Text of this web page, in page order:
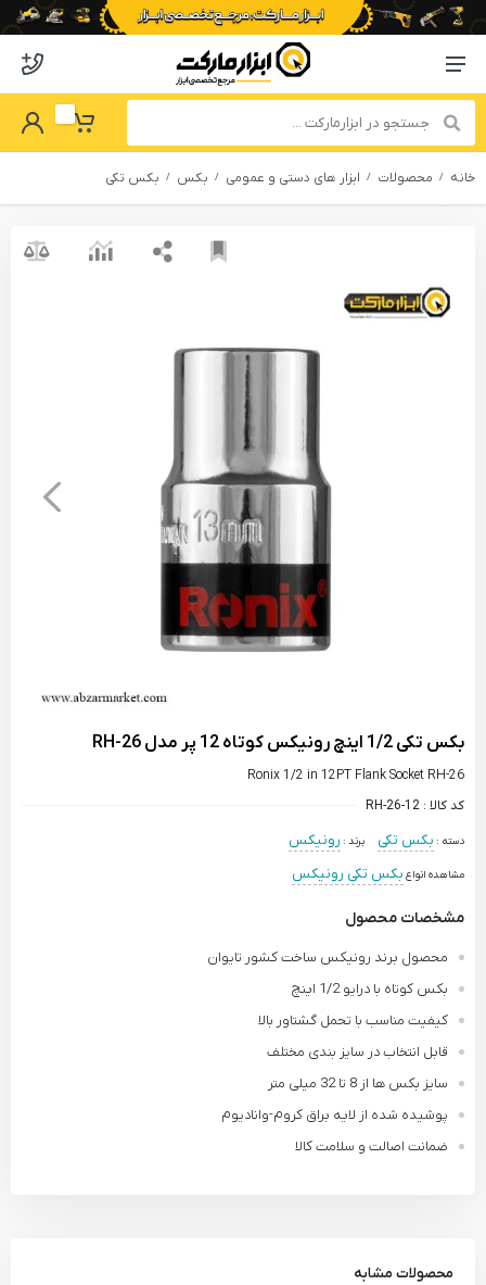
Menu Navigation
My Basket
Password
خانه محصولات ابزار های دستی و عمومی بکس بکس تکی
بکس تکی 1/2 اینچ رونیکس کوتاه 12 پر مدل RH-26
Ronix 1/2 in 12PT Flank Socket RH-26
کد کالا :RH-26-12
دسته : بکس تکی برند : رونیکس
مشاهده انواع بکس تکی رونیکس
مشخصات محصول
محصول برند رونیکس ساخت کشور تایوان
بکس کوتاه با درایو 1/2 اینچ
کیفیت مناسب با تحمل گشتاور بالا
قابل انتخاب در سایز بندی مختلف
سایز بکس ها از 8 تا 32 میلی متر
پوشیده شده از لایه براق کروم-وانادیوم
ضمانت اصالت و سلامت کالا
محصولات مشابه